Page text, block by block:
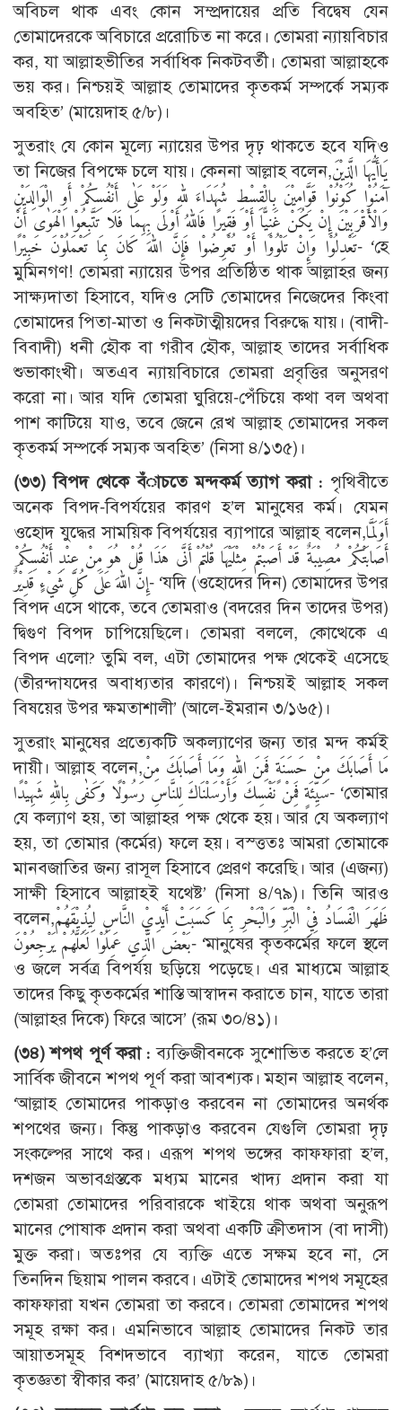
অবিচল থাক এবং কোন সম্প্রদায়ের প্রতি বিদ্বেষ যেন
তোমাদেরকে অবিচারে প্ররোচিত না করে। তোমরা ন্যায়বিচার
কর, যা আল্লাহভীতির সর্বাধিক নিকটবর্তী। তোমরা আল্লাহকে
ভয় কর। নিশ্চয়ই আল্লাহ তোমাদের কৃতকর্ম সম্পর্কে সম্যক
অবহিত’ (মায়েদাহ ৫/৮)।
সুতরাং যে কোন মূল্যে ন্যায়ের উপর দৃঢ় থাকতে হবে যদিও
তা নিজের বিপক্ষে চলে যায়। কেননা আল্লাহ বলেন,يَاأَيُّهَا الَّذِيْنَ
آمَنُوْا كُوْنُوْا قَوَّامِيْنَ بِالْقِسْطِ شُهَدَاءَ للهِ وَلَوْ عَلٰى أَنْفُسِكُمْ أَوِ الْوَالِدَيْنِ
وَالْأَقْرَبِيْنَ إِنْ يَكُنْ غَنِيًّا أَوْ فَقِيرًا فَاللهُ أَوْلَى بِهِمَا فَلَا تَتَّبِعُوْا الْهَوٰى أَنْ
تَعْدِلُوْا وَإِنْ تَلْوُوْا أَوْ تُعْرِضُوْا فَإِنَّ اللهَ كَانَ بِمَا تَعْمَلُوْنَ خَبِيْرًا- ‘হে
মুমিনগণ! তোমরা ন্যায়ের উপর প্রতিষ্ঠিত থাক আল্লাহর জন্য
সাক্ষ্যদাতা হিসাবে, যদিও সেটি তোমাদের নিজেদের কিংবা
তোমাদের পিতা-মাতা ও নিকটাত্মীয়দের বিরুদ্ধে যায়। (বাদী-
বিবাদী) ধনী হৌক বা গরীব হৌক, আল্লাহ তাদের সর্বাধিক
শুভাকাংখী। অতএব ন্যায়বিচারে তোমরা প্রবৃত্তির অনুসরণ
করো না। আর যদি তোমরা ঘুরিয়ে-পেঁচিয়ে কথা বল অথবা
পাশ কাটিয়ে যাও, তবে জেনে রেখ আল্লাহ তোমাদের সকল
কৃতকর্ম সম্পর্কে সম্যক অবহিত’ (নিসা ৪/১৩৫)।
(৩৩) বিপদ থেকে বঁাচতে মন্দকর্ম ত্যাগ করা : পৃথিবীতে
অনেক বিপদ-বিপর্যয়ের কারণ হ’ল মানুষের কর্ম। যেমন
ওহোদ যুদ্ধের সাময়িক বিপর্যয়ের ব্যাপারে আল্লাহ বলেন,أَوَلَمَّا
أَصَابَتْكُمْ مُصِيْبَةٌ قَدْ أَصَبْتُمْ مِثْلَيْهَا قُلْتُمْ أَنَّى هَذَا قُلْ هُوَ مِنْ عِنْدِ أَنْفُسِكُمْ
إِنَّ اللهَ عَلَى كُلِّ شَيْءٍ قَدِيْرٌ- ‘যদি (ওহোদের দিন) তোমাদের উপর
বিপদ এসে থাকে, তবে তোমরাও (বদরের দিন তাদের উপর)
দ্বিগুণ বিপদ চাপিয়েছিলে। তোমরা বললে, কোত্থেকে এ
বিপদ এলো? তুমি বল, এটা তোমাদের পক্ষ থেকেই এসেছে
(তীরন্দাযদের অবাধ্যতার কারণে)। নিশ্চয়ই আল্লাহ সকল
বিষয়ের উপর ক্ষমতাশালী’ (আলে-ইমরান ৩/১৬৫)।
সুতরাং মানুষের প্রত্যেকটি অকল্যাণের জন্য তার মন্দ কর্মই
দায়ী। আল্লাহ বলেন,مَا أَصَابَكَ مِنْ حَسَنَةٍ فَمِنَ اللهِ وَمَا أَصَابَكَ مِنْ
سَيِّئَةٍ فَمِنْ نَفْسِكَ وَأَرْسَلْنَاكَ لِلنَّاسِ رَسُوْلًا وَكَفٰى بِاللهِ شَهِيْدًا- ‘তোমার
যে কল্যাণ হয়, তা আল্লাহর পক্ষ থেকে হয়। আর যে অকল্যাণ
হয়, তা তোমার (কর্মের) ফলে হয়। বস্ত্ততঃ আমরা তোমাকে
মানবজাতির জন্য রাসূল হিসাবে প্রেরণ করেছি। আর (এজন্য)
সাক্ষী হিসাবে আল্লাহই যথেষ্ট’ (নিসা ৪/৭৯)। তিনি আরও
বলেন,ظَهَرَ الْفَسَادُ فِيْ الْبَرِّ وَالْبَحْرِ بِمَا كَسَبَتْ أَيْدِيْ النَّاسِ لِيُذِيْقَهُمْ
بَعْضَ الَّذِي عَمِلُوْا لَعَلَّهُمْ يَرْجِعُوْنَ- ‘মানুষের কৃতকর্মের ফলে স্থলে
ও জলে সর্বত্র বিপর্যয় ছড়িয়ে পড়েছে। এর মাধ্যমে আল্লাহ
তাদের কিছু কৃতকর্মের শাস্তি আস্বাদন করাতে চান, যাতে তারা
(আল্লাহর দিকে) ফিরে আসে’ (রূম ৩০/৪১)।
(৩৪) শপথ পূর্ণ করা : ব্যক্তিজীবনকে সুশোভিত করতে হ’লে
সার্বিক জীবনে শপথ পূর্ণ করা আবশ্যক। মহান আল্লাহ বলেন,
‘আল্লাহ তোমাদের পাকড়াও করবেন না তোমাদের অনর্থক
শপথের জন্য। কিন্তু পাকড়াও করবেন যেগুলি তোমরা দৃঢ়
সংকল্পের সাথে কর। এরূপ শপথ ভঙ্গের কাফফারা হ’ল,
দশজন অভাবগ্রস্তকে মধ্যম মানের খাদ্য প্রদান করা যা
তোমরা তোমাদের পরিবারকে খাইয়ে থাক অথবা অনুরূপ
মানের পোষাক প্রদান করা অথবা একটি ক্রীতদাস (বা দাসী)
মুক্ত করা। অতঃপর যে ব্যক্তি এতে সক্ষম হবে না, সে
তিনদিন ছিয়াম পালন করবে। এটাই তোমাদের শপথ সমূহের
কাফফারা যখন তোমরা তা করবে। তোমরা তোমাদের শপথ
সমূহ রক্ষা কর। এমনিভাবে আল্লাহ তোমাদের নিকট তার
আয়াতসমূহ বিশদভাবে ব্যাখ্যা করেন, যাতে তোমরা
কৃতজ্ঞতা স্বীকার কর’ (মায়েদাহ ৫/৮৯)।